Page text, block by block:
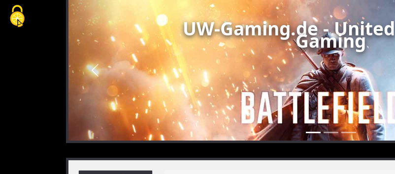
vorheriges
UW-Gaming.de -
Gaming
Cookie-Einstellungen